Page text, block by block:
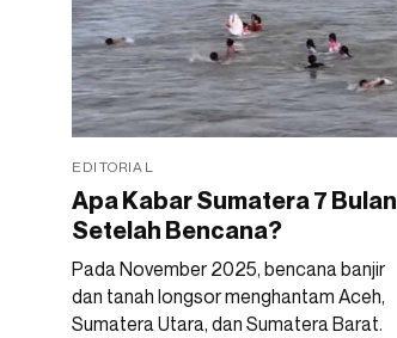
EDITORIAL
Apa Kabar Sumatera 7 Bulan
Setelah Bencana?
Pada November 2025, bencana banjir
dan tanah longsor menghantam Aceh,
Sumatera Utara, dan Sumatera Barat.